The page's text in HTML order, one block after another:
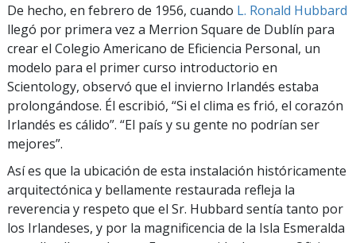
De hecho, en febrero de 1956, cuando L. Ronald Hubbard
llegó por primera vez a Merrion Square de Dublín para
crear el Colegio Americano de Eficiencia Personal, un
modelo para el primer curso introductorio en
Scientology, observó que el invierno Irlandés estaba
prolongándose. Él escribió, “Si el clima es frió, el corazón
Irlandés es cálido”. “El país y su gente no podrían ser
mejores”.
Así es que la ubicación de esta instalación históricamente
arquitectónica y bellamente restaurada refleja la
reverencia y respeto que el Sr. Hubbard sentía tanto por
los Irlandeses, y por la magnificencia de la Isla Esmeralda